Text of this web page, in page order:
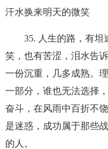
汗水换来明天的微笑
35. 人生的路，有
笑，也有苦涩，泪水告
一份沉重，几多成熟。
一部分，谁也无法选择
奋斗，在风雨中百折不
是迷惑，成功属于那些
的人。